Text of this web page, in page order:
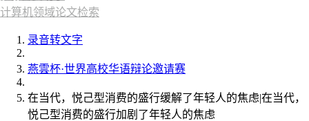
计算机领域论文检索
录音转文字
燕雲杯·世界高校华语辩论邀请赛
在当代，悦己型消费的盛行缓解了年轻人的焦虑|在当代，
悦己型消费的盛行加剧了年轻人的焦虑